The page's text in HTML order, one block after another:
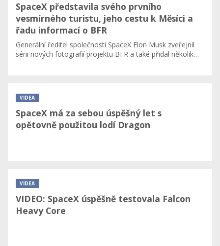
SpaceX představila svého prvního
vesmírného turistu, jeho cestu k Měsíci a
řadu informací o BFR
Generální ředitel společnosti SpaceX Elon Musk zveřejnil
sérii nových fotografií projektu BFR a také přidal několik…
SpaceX má za sebou úspěšný let s
opětovně použitou lodí Dragon
VIDEA
VIDEO: SpaceX úspěšně testovala Falcon
Heavy Core
VIDEA